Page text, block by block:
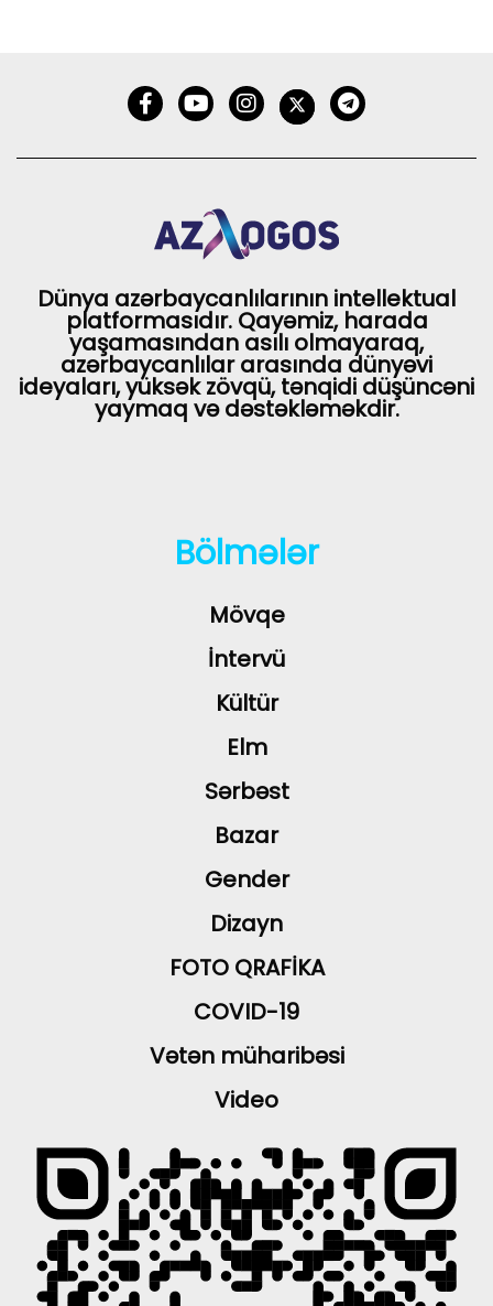
Dünya azərbaycanlılarının intellektual
platformasıdır. Qayəmiz, harada
yaşamasından asılı olmayaraq,
azərbaycanlılar arasında dünyəvi
ideyaları, yüksək zövqü, tənqidi düşüncəni
yaymaq və dəstəkləməkdir.
Bölmələr
Mövqe
İntervü
Kültür
Elm
Sərbəst
Bazar
Gender
Dizayn
FOTO QRAFİKA
COVID-19
Vətən müharibəsi
Video